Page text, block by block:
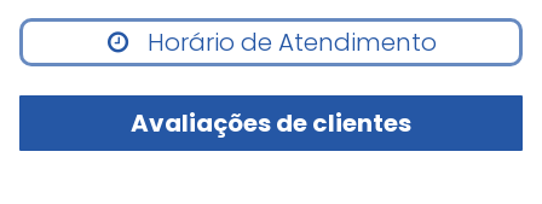
Horário de Atendimento
Avaliações de clientes